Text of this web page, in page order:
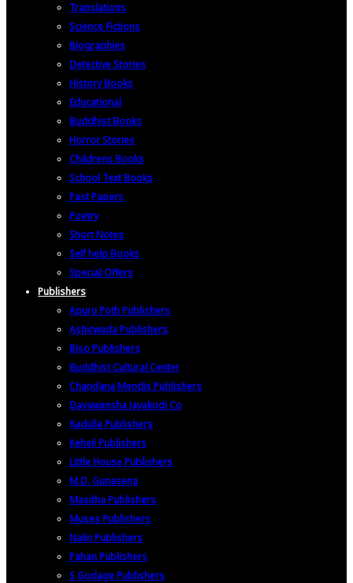
Translations
Science Fictions
Biographies
Detective Stories
History Books
Educational
Buddhist Books
Horror Stories
Childrens Books
School Text Books
Past Papers
Poetry
Short Notes
Self help Books
Special Offers
Publishers
Apuru Poth Publishers
Ashirwada Publishers
Biso Publishers
Buddhist Cultural Center
Chandana Mendis Publishers
Dayawansha Jayakodi Co
Kadulla Publishers
Keheli Publishers
Little House Publishers
M.D. Gunasena
Masitha Publishers
Muses Publishers
Nalin Publishers
Pahan Publishers
S Godage Publishers